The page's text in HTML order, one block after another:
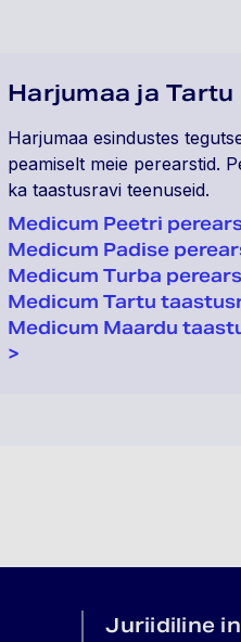
Harjumaa ja Tartu
Harjumaa esindustes
peamiselt meie perearstid.
ka taastusravi teenuseid.
Medicum Peetri
Medicum Padise
Medicum Turba
Medicum Tartu
Medicum Maardu
>
Juriidiline